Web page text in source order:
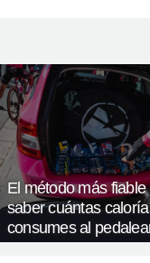
El método más fiable
saber cuántas
consumes al